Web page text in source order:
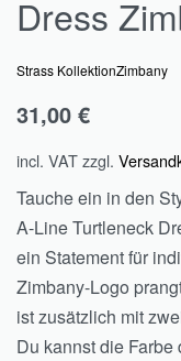
Dress
Strass KollektionZimbany
31,00 €
incl. VATzzgl.
Tauche ein in den
A-Line Turtleneck
ein Statement für
Zimbany-Logo
ist zusätzlich mit
Du kannst die